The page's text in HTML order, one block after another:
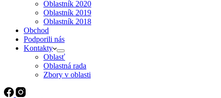
Oblastník 2020
Oblastník 2019
Oblastník 2018
Obchod
Podporili nás
Kontakty
Oblasť
Oblastná rada
Zbory v oblasti